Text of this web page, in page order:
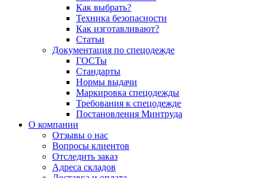
Как выбрать?
Техника безопасности
Как изготавливают?
Статьи
Документация по спецодежде
ГОСТы
Cтандарты
Нормы выдачи
Маркировка спецодежды
Требования к спецодежде
Постановления Минтруда
О компании
Отзывы о нас
Вопросы клиентов
Отследить заказ
Адреса складов